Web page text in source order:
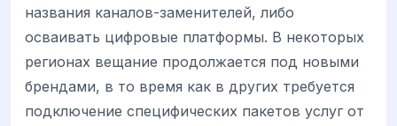
названия каналов-заменителей, либо
осваивать цифровые платформы. В некоторых
регионах вещание продолжается под новыми
брендами, в то время как в других требуется
подключение специфических пакетов услуг от